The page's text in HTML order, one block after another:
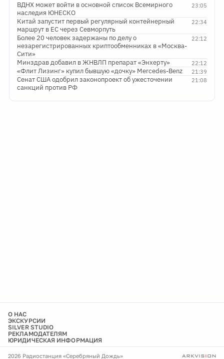
23:05
ВДНХ может войти в основной список Всемирного
наследия ЮНЕСКО
22:34
Китай запустит первый регулярный контейнерный
маршрут в ЕС через Севморпуть
22:12
Более 20 человек задержаны по делу о
незарегистрированных криптообменниках в «Москва-
Сити»
22:12
Минздрав добавил в ЖНВЛП препарат «Энхерту»
21:39
«Флит Лизинг» купил бывшую «дочку» Mercedes-Benz
21:08
Сенат США одобрил законопроект об ужесточении
санкций против РФ
О НАС
ЭКСКУРСИИ
SILVER STUDIO
РЕКЛАМОДАТЕЛЯМ
ЮРИДИЧЕСКАЯ ИНФОРМАЦИЯ
2026 Радиостанция «Серебряный Дождь»